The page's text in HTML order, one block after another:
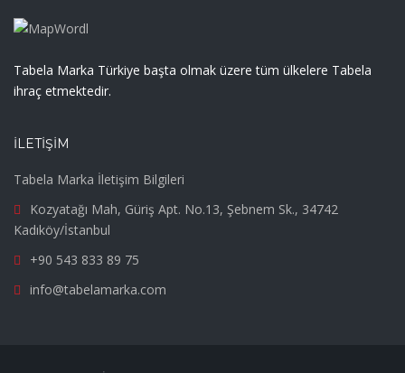
Tabela Marka Türkiye başta olmak üzere tüm ülkelere Tabela
ihraç etmektedir.
İLETIŞIM
Tabela Marka İletişim Bilgileri
Kozyatağı Mah, Güriş Apt. No.13, Şebnem Sk., 34742
Kadıköy/İstanbul
+90 543 833 89 75
info@tabelamarka.com